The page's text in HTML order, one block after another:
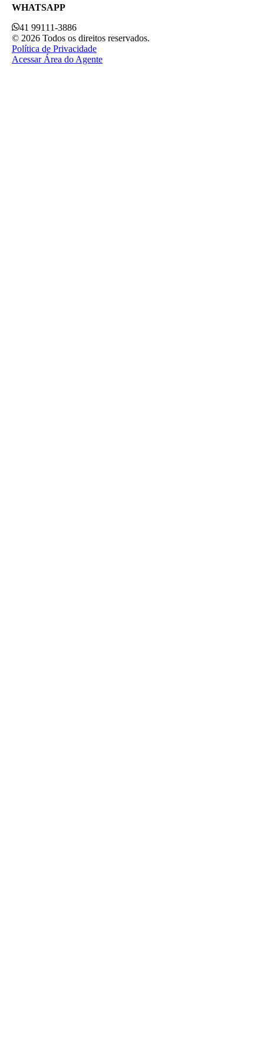
WHATSAPP
41 99111-3886
© 2026 Todos os direitos reservados.
Política de Privacidade
Acessar Área do Agente